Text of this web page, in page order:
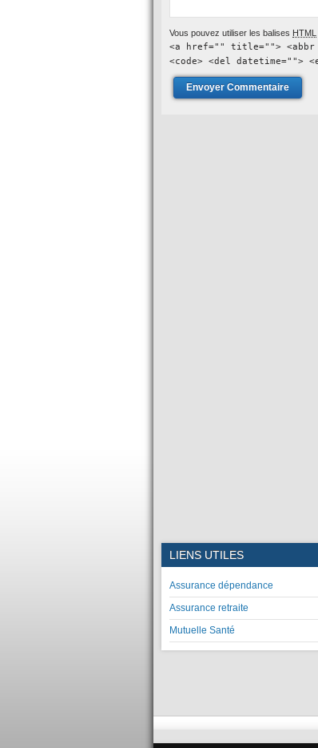
Vous pouvez utiliser les balises HTML
<a href="" title=""> <abbr
<code> <del datetime="">
LIENS UTILES
Assurance dépendance
Assurance retraite
Mutuelle Santé